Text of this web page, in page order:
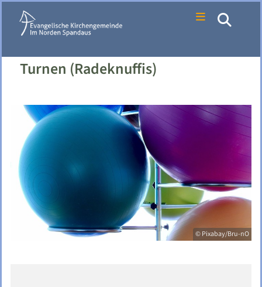
Turnen (Radeknuffis)
© Pixabay/Bru-nO